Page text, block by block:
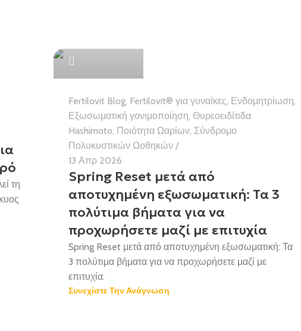
τη
Fertilovit Blog, Fertilovit® για γυναίκες, Ενδομητρίωση,
Εξωσωματική γονιμοποίηση, Θυρεοειδίτιδα
Hashimoto, Ποιότητα Ωαρίων, Σύνδρομο
Πολυκυστικών Ωοθηκών
13 Απρ 2026
Spring Reset μετά από
αποτυχημένη εξωσωματική: Τα 3
πολύτιμα βήματα για να
προχωρήσετε μαζί με επιτυχία
Spring Reset μετά από αποτυχημένη εξωσωματική: Τα
3 πολύτιμα βήματα για να προχωρήσετε μαζί με
επιτυχία.
Συνεχίστε Την Ανάγνωση